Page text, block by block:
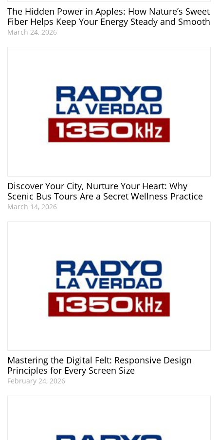
The Hidden Power in Apples: How Nature’s Sweet
Fiber Helps Keep Your Energy Steady and Smooth
March 24, 2026
Discover Your City, Nurture Your Heart: Why
Scenic Bus Tours Are a Secret Wellness Practice
March 14, 2026
Mastering the Digital Felt: Responsive Design
Principles for Every Screen Size
February 24, 2026